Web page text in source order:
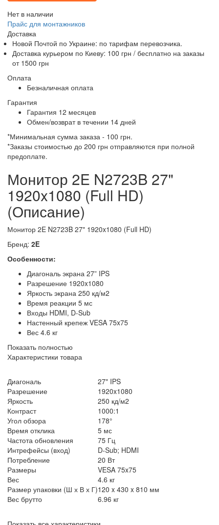
Нет в наличии
Прайс для монтажников
Доставка
Новой Почтой по Украине: по тарифам перевозчика.
Доставка курьером по Киеву: 100 грн / бесплатно на заказы
от 1500 грн
Оплата
Безналичная оплата
Гарантия
Гарантия 12 месяцев
Обмен/возврат в течении 14 дней
*Минимальная сумма заказа - 100 грн.
*Заказы стоимостью до 200 грн отправляются при полной
предоплате.
Монитор 2E N2723B 27"
1920x1080 (Full HD)
(Описание)
Монитор 2E N2723B 27" 1920x1080 (Full HD)
Бренд: 2E
Особенности:
Диагональ экрана 27” IPS
Разрешение 1920x1080
Яркость экрана 250 кд/м2
Время реакции 5 мс
Входы HDMI, D-Sub
Настенный крепеж VESA 75x75
Вес 4.6 кг
Показать полностью
Характеристики товара
Диагональ
27" IPS
Разрешение
1920x1080
Яркость
250 кд/м2
Контраст
1000:1
Угол обзора
178°
Время отклика
5 мс
Частота обновления
75 Гц
Интрефейсы (вход)
D-Sub; HDMI
Потребление
20 Вт
Размеры
VESA 75x75
Вес
4.6 кг
Размер упаковки (Ш х В х Г)120 x 430 x 810 мм
Вес брутто
6.96 кг